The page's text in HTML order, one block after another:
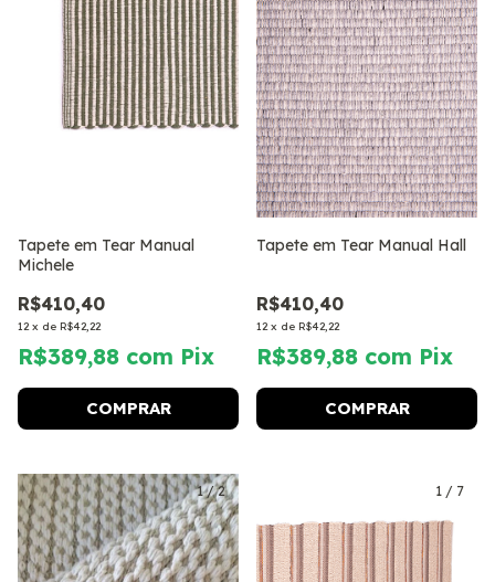
Tapete em Tear Manual
Michele
R$410,40
12 x de R$42,22
R$389,88 com Pix
COMPRAR
Tapete em Tear Manual Hall
R$410,40
12 x de R$42,22
R$389,88 com Pix
COMPRAR
1/2 1 / 7